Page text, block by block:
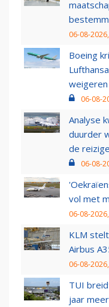
06-08-
Boeing
weigeren
06-08-
Analyse
duurder
de
06-08-
vol met
06-08-
KLM
Airbus
06-08-
TUI
jaar